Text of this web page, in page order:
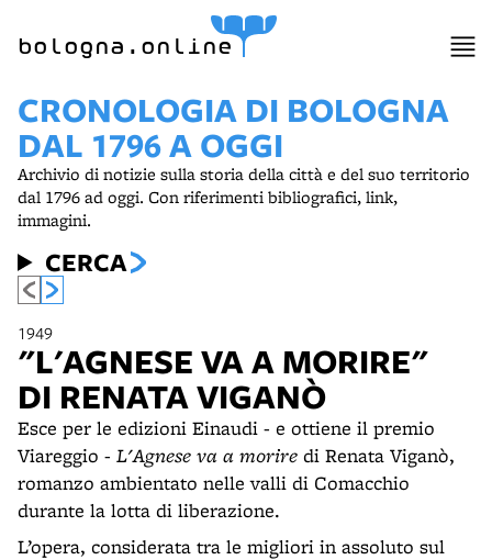
bologna.online
CRONOLOGIA DI BOLOGNA
DAL 1796 A OGGI
Archivio di notizie sulla storia della città e del suo territorio
dal 1796 ad oggi. Con riferimenti bibliografici, link,
immagini.
CERCA
1949
"L'AGNESE VA A MORIRE"
DI RENATA VIGANÒ
Esce per le edizioni Einaudi - e ottiene il premio
Viareggio - L'Agnese va a morire di Renata Viganò,
romanzo ambientato nelle valli di Comacchio
durante la lotta di liberazione.
L’opera, considerata tra le migliori in assoluto sul